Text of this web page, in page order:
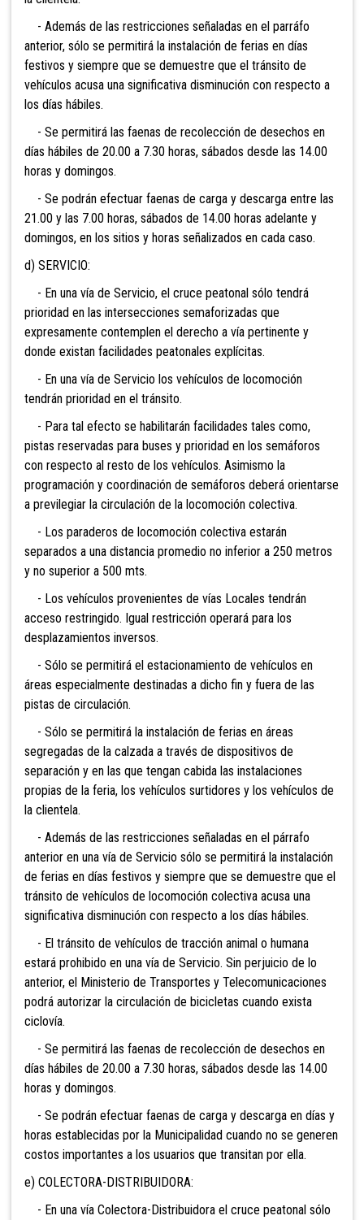
- Además de las restricciones señaladas en el parráfo
anterior, sólo se permitirá la instalación de ferias en días
festivos y siempre que se demuestre que el tránsito de
vehículos acusa una significativa disminución con respecto a
los días hábiles.
- Se permitirá las faenas de recolección de desechos en
días hábiles de 20.00 a 7.30 horas, sábados desde las 14.00
horas y domingos.
- Se podrán efectuar faenas de carga y descarga entre las
21.00 y las 7.00 horas, sábados de 14.00 horas adelante y
domingos, en los sitios y horas señalizados en cada caso.
d) SERVICIO:
- En una vía de Servicio, el cruce peatonal sólo tendrá
prioridad en las intersecciones semaforizadas que
expresamente contemplen el derecho a vía pertinente y
donde existan facilidades peatonales explícitas.
- En una vía de Servicio los vehículos de locomoción
tendrán prioridad en el tránsito.
- Para tal efecto se habilitarán facilidades tales como,
pistas reservadas para buses y prioridad en los semáforos
con respecto al resto de los vehículos. Asimismo la
programación y coordinación de semáforos deberá orientarse
a previlegiar la circulación de la locomoción colectiva.
- Los paraderos de locomoción colectiva estarán
separados a una distancia promedio no inferior a 250 metros
y no superior a 500 mts.
- Los vehículos provenientes de vías Locales tendrán
acceso restringido. Igual restricción operará para los
desplazamientos inversos.
- Sólo se permitirá el estacionamiento de vehículos en
áreas especialmente destinadas a dicho fin y fuera de las
pistas de circulación.
- Sólo se permitirá la instalación de ferias en áreas
segregadas de la calzada a través de dispositivos de
separación y en las que tengan cabida las instalaciones
propias de la feria, los vehículos surtidores y los vehículos de
la clientela.
- Además de las restricciones señaladas en el párrafo
anterior en una vía de Servicio sólo se permitirá la instalación
de ferias en días festivos y siempre que se demuestre que el
tránsito de vehículos de locomoción colectiva acusa una
significativa disminución con respecto a los días hábiles.
- El tránsito de vehículos de tracción animal o humana
estará prohibido en una vía de Servicio. Sin perjuicio de lo
anterior, el Ministerio de Transportes y Telecomunicaciones
podrá autorizar la circulación de bicicletas cuando exista
ciclovía.
- Se permitirá las faenas de recolección de desechos en
días hábiles de 20.00 a 7.30 horas, sábados desde las 14.00
horas y domingos.
- Se podrán efectuar faenas de carga y descarga en días y
horas establecidas por la Municipalidad cuando no se generen
costos importantes a los usuarios que transitan por ella.
e) COLECTORA-DISTRIBUIDORA:
- En una vía Colectora-Distribuidora el cruce peatonal sólo